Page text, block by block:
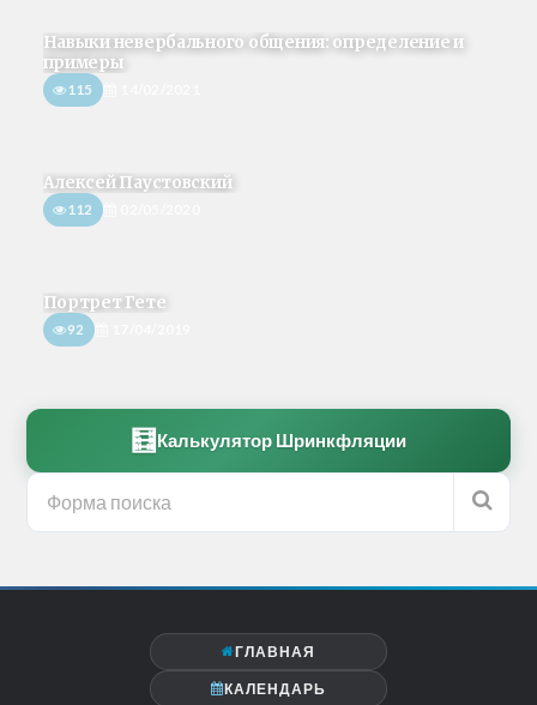
Навыки невербального общения: определение и
примеры
115
Алексей Паустовский
112
Портрет Гете
92
🧮 Калькулятор Шринкфляции
ГЛАВНАЯ
КАЛЕНДАРЬ